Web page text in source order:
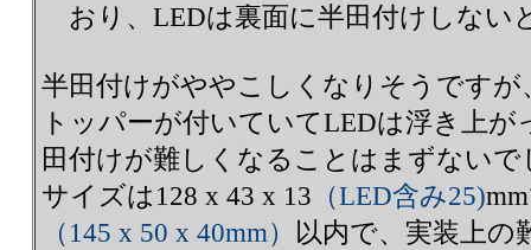
おり、LEDは裏面に半田付けしない
半田付けがややこしくなりそうですが
トッパーが付いていてLEDは浮き上
田付けが難しくなることはまずない
サイズは128 x 43 x 13 （LED含み25)
（145 x 50 x 40mm） 以内で、実装上